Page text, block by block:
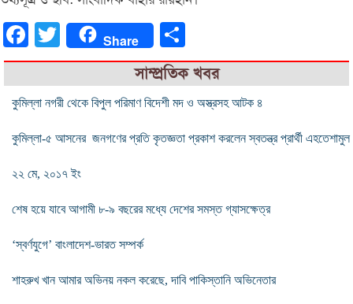
FacebookTwitter Share
সাম্প্রতিক খবর
কুমিল্লা নগরী থেকে বিপুল পরিমাণ বিদেশী মদ ও অস্ত্রসহ আটক ৪
কুমিল্লা-৫ আসনের জনগণের প্রতি কৃতজ্ঞতা প্রকাশ করলেন স্বতন্ত্র প্রার্থী এহতেশামুল
২২ মে, ২০১৭ ইং
শেষ হয়ে যাবে আগামী ৮-৯ বছরের মধ্যে দেশের সমস্ত গ্যাসক্ষেত্র
‘স্বর্ণযুগে’ বাংলাদেশ-ভারত সম্পর্ক
শাহরুখ খান আমার অভিনয় নকল করেছে, দাবি পাকিস্তানি অভিনেতার